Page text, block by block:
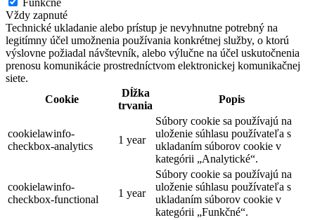
Vždy zapnuté
Technické ukladanie alebo prístup je nevyhnutne potrebný na
legitímny účel umožnenia používania konkrétnej služby, o ktorú
výslovne požiadal návštevník, alebo výlučne na účel uskutočnenia
prenosu komunikácie prostredníctvom elektronickej komunikačnej
siete.
Cookie
Dĺžka
trvania
Popis
cookielawinfo-
checkbox-analytics
1 year
Súbory cookie sa používajú na
uloženie súhlasu používateľa s
ukladaním súborov cookie v
kategórii „Analytické“.
cookielawinfo-
checkbox-functional
1 year
Súbory cookie sa používajú na
uloženie súhlasu používateľa s
ukladaním súborov cookie v
kategórii „Funkčné“.